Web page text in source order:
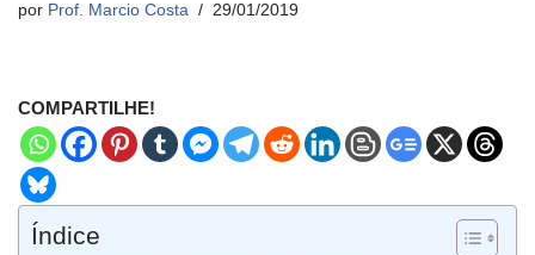
por Prof. Marcio Costa 29/01/2019
COMPARTILHE!
Índice